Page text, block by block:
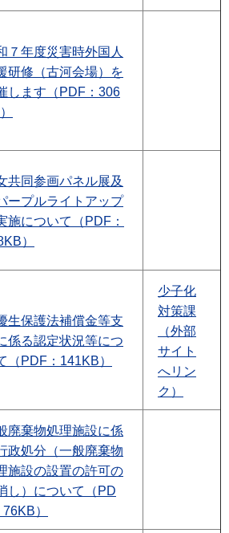
７年度災害時外国人
研修（古河会場）を
します（PDF：306
共同参画パネル展及
ープルライトアップ
施について（PDF：
）
生保護法補償金等支
係る認定状況等につ
（PDF：141KB）
少子化
対策課
（外部
サイト
へリン
ク）
廃棄物処理施設に係
政処分（一般廃棄物
施設の設置の許可の
し）について（PD
）